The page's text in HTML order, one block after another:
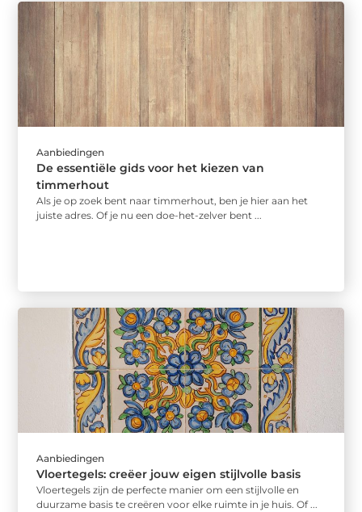
Aanbiedingen
De essentiële gids voor het kiezen van
timmerhout
Als je op zoek bent naar timmerhout, ben je hier aan het
juiste adres. Of je nu een doe-het-zelver bent ...
Aanbiedingen
Vloertegels: creëer jouw eigen stijlvolle basis
Vloertegels zijn de perfecte manier om een stijlvolle en
duurzame basis te creëren voor elke ruimte in je huis. Of ...